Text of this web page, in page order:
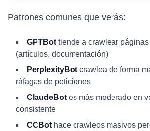
Patrones comunes que verás:
GPTBot tiende a crawlear
(artículos, documentación)
PerplexityBot crawlea de forma
ráfagas de peticiones
ClaudeBot es más moderado en
consistente
CCBot hace crawleos masivos